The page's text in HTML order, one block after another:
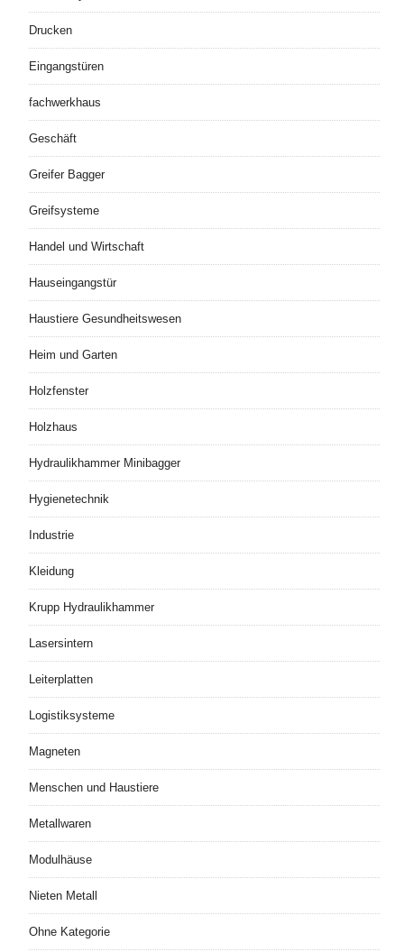
Drucken
Eingangstüren
fachwerkhaus
Geschäft
Greifer Bagger
Greifsysteme
Handel und Wirtschaft
Hauseingangstür
Haustiere Gesundheitswesen
Heim und Garten
Holzfenster
Holzhaus
Hydraulikhammer Minibagger
Hygienetechnik
Industrie
Kleidung
Krupp Hydraulikhammer
Lasersintern
Leiterplatten
Logistiksysteme
Magneten
Menschen und Haustiere
Metallwaren
Modulhäuse
Nieten Metall
Ohne Kategorie